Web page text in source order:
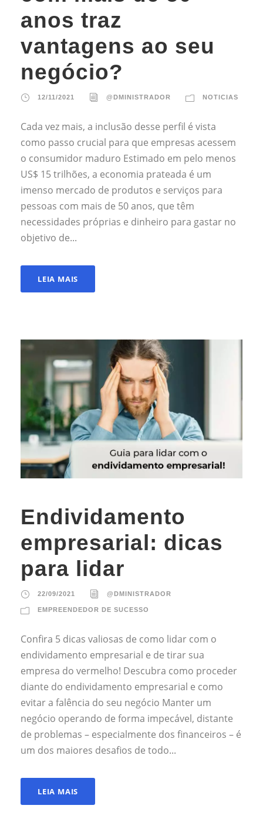
anos traz
vantagens ao seu
negócio?
12/11/2021 @DMINISTRADOR NOTICIAS
Cada vez mais, a inclusão desse perfil é vista
como passo crucial para que empresas acessem
o consumidor maduro Estimado em pelo menos
US$ 15 trilhões, a economia prateada é um
imenso mercado de produtos e serviços para
pessoas com mais de 50 anos, que têm
necessidades próprias e dinheiro para gastar no
objetivo de...
LEIA MAIS
Endividamento
empresarial: dicas
para lidar
22/09/2021 @DMINISTRADOR
EMPREENDEDOR DE SUCESSO
Confira 5 dicas valiosas de como lidar com o
endividamento empresarial e de tirar sua
empresa do vermelho! Descubra como proceder
diante do endividamento empresarial e como
evitar a falência do seu negócio Manter um
negócio operando de forma impecável, distante
de problemas – especialmente dos financeiros – é
um dos maiores desafios de todo...
LEIA MAIS